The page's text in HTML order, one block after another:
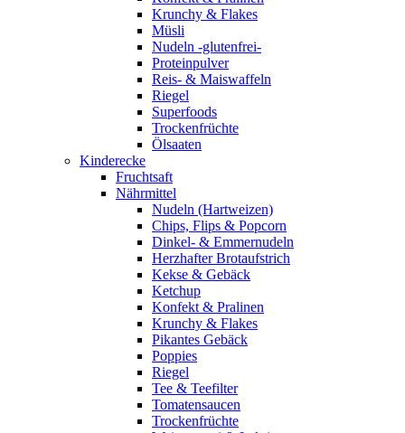
Krunchy & Flakes
Müsli
Nudeln -glutenfrei-
Proteinpulver
Reis- & Maiswaffeln
Riegel
Superfoods
Trockenfrüchte
Ölsaaten
Kinderecke
Fruchtsaft
Nährmittel
Nudeln (Hartweizen)
Chips, Flips & Popcorn
Dinkel- & Emmernudeln
Herzhafter Brotaufstrich
Kekse & Gebäck
Ketchup
Konfekt & Pralinen
Krunchy & Flakes
Pikantes Gebäck
Poppies
Riegel
Tee & Teefilter
Tomatensaucen
Trockenfrüchte